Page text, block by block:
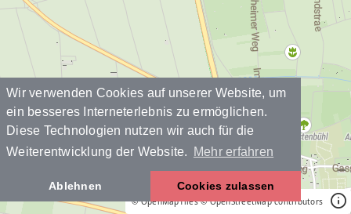
Wir verwenden Cookies auf unserer Website, um
ein besseres Interneterlebnis zu ermöglichen.
Diese Technologien nutzen wir auch für die
Weiterentwicklung der Website.
Mehr erfahren
Ablehnen Cookies zulassen
© OpenMapTiles © OpenStreetMap contributors